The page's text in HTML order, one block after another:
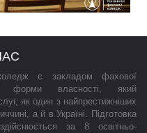
є закладом фахової
форми власності, який
як один з найпрестижніших
а й в Україні. Підготовка
за 8 освітньо-